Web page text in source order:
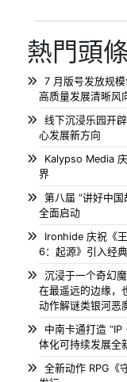
熱門頭
7 月版号发放规
高质量发展清晰风
线下沉浸乐园开
心发展新方向
Kalypso Media
界
第八届 “讲好中
全面启动
Ironhide 庆祝《
6：起源》引入经
沉浸于一个奇幻
在最遥远的边缘
动作解谜类银河恶
中南卡通打造
体化可持续发展全
全新动作 RPG《